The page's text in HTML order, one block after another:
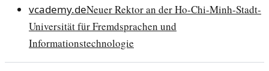
vcademy.deNeuer Rektor an der Ho-Chi-Minh-Stadt-
Universität für Fremdsprachen und
Informationstechnologie